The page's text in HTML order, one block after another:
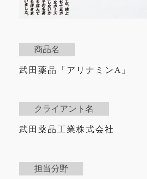
商品名
武田薬品「アリナミンA」
クライアント名
武田薬品工業株式会社
担当分野